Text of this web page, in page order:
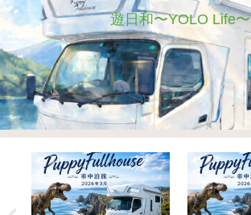
遊日和〜YOLO Life〜